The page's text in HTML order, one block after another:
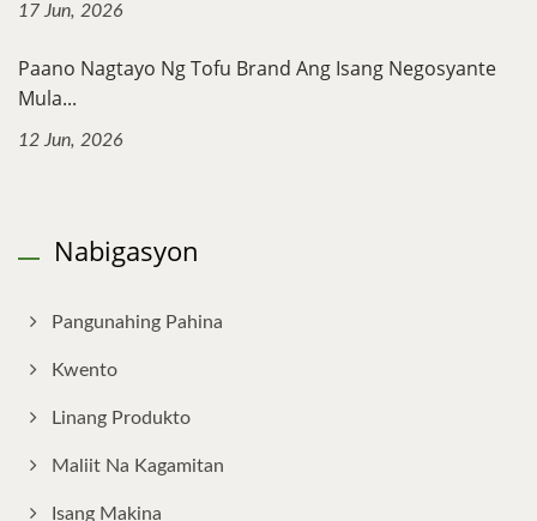
17 Jun, 2026
Paano Nagtayo Ng Tofu Brand Ang Isang Negosyante
Mula...
12 Jun, 2026
Nabigasyon
Pangunahing Pahina
Kwento
Linang Produkto
Maliit Na Kagamitan
Isang Makina